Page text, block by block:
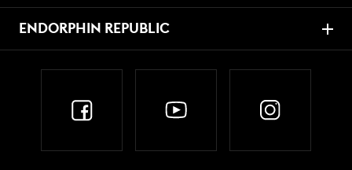
ENDORPHIN REPUBLIC